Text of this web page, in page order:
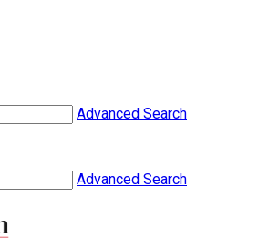
Advanced Search
Advanced Search